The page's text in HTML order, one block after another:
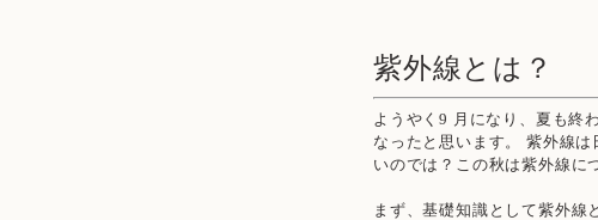
紫外線とは？
ようやく9 月になり、夏も終
なったと思います。 紫外線
いのでは？この秋は紫外線に
まず、基礎知識として紫外